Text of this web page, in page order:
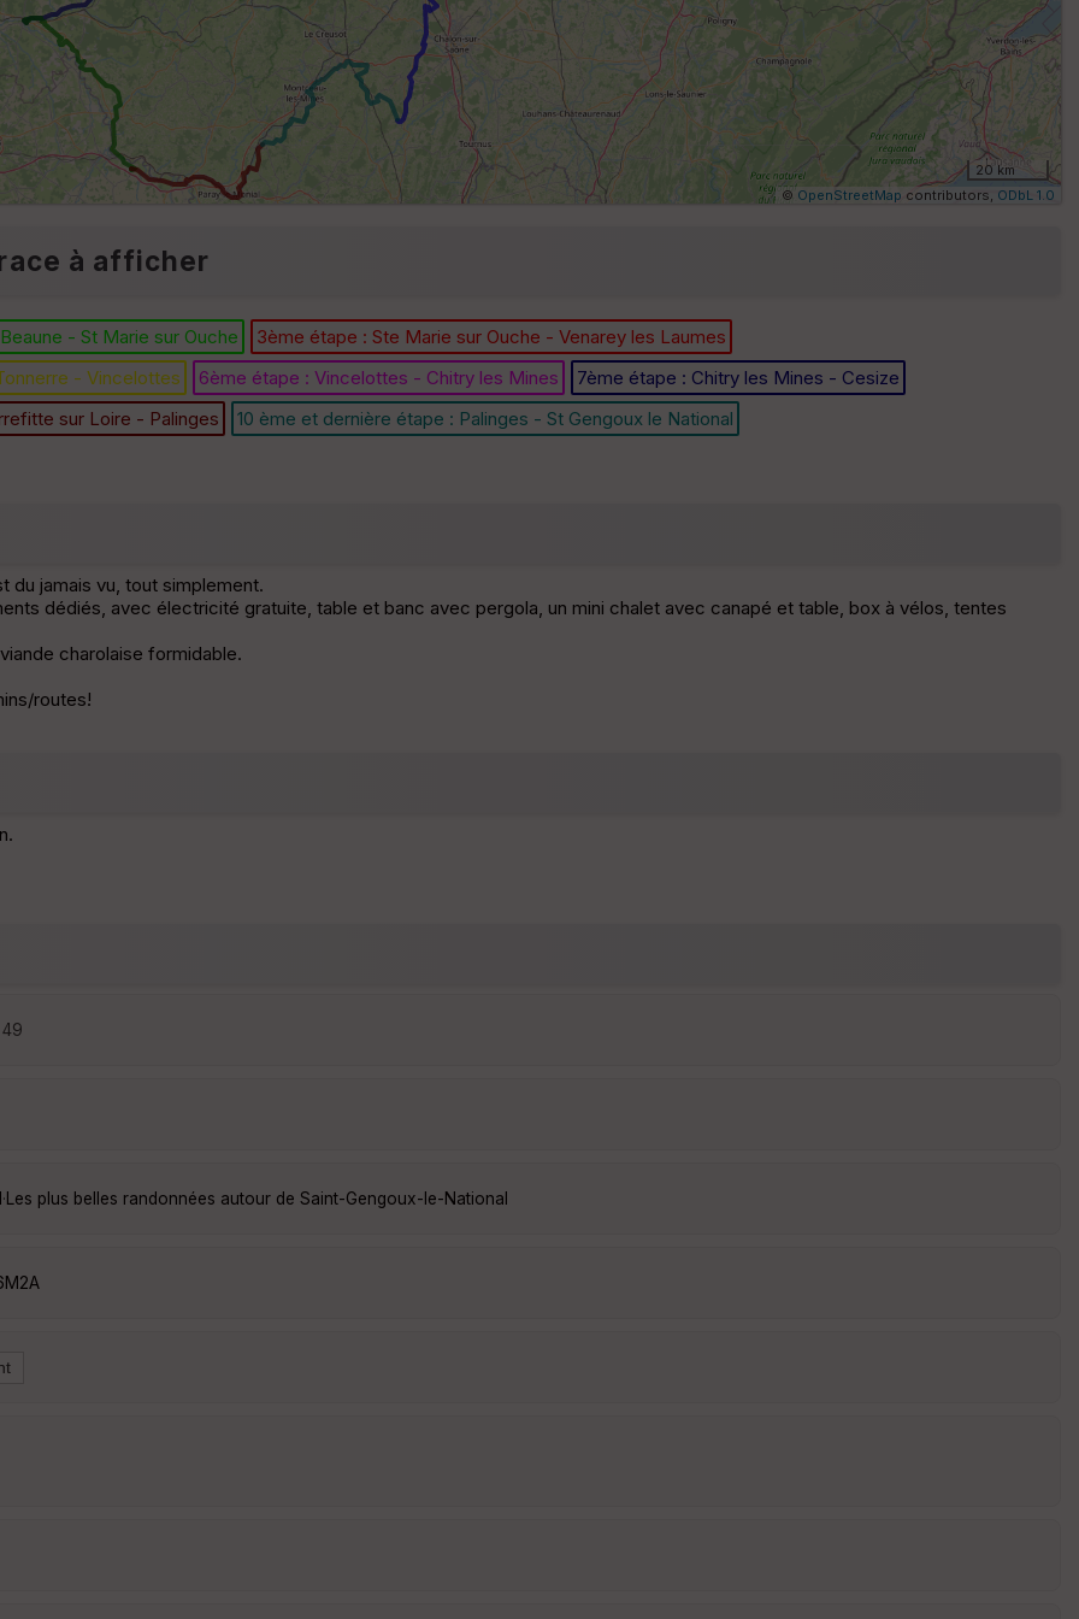
E
is
se
ur
20 km
© OpenStreetMap contributors, ODbL 1.0
à afficher
- St Marie sur Ouche
3ème étape : Ste Marie sur Ouche - Venarey les Laumes
- Vincelottes
6ème étape : Vincelottes - Chitry les Mines
7ème étape : Chitry les Mines - Cesize
sur Loire - Palinges
10 ème et dernière étape : Palinges - St Gengoux le National
du jamais vu, tout simplement.
dédiés, avec électricité gratuite, table et banc avec pergola, un mini chalet avec canapé et table, box à vélos, tentes
charolaise formidable.
routes!
· Les plus belles randonnées autour de Saint-Gengoux-le-National